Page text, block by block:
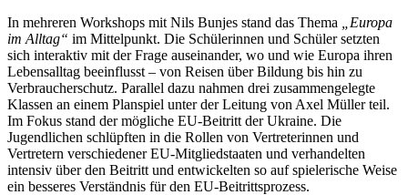
In mehreren Workshops mit Nils Bunjes stand das Thema
„Europa
im Alltag“ im Mittelpunkt. Die Schülerinnen und Schüler setzten
sich interaktiv mit der Frage auseinander, wo und wie Europa ihren
Lebensalltag beeinflusst – von Reisen über Bildung bis hin zu
Verbraucherschutz. Parallel dazu nahmen drei zusammengelegte
Klassen an einem Planspiel unter der Leitung von Axel Müller teil.
Im Fokus stand der mögliche EU-Beitritt der Ukraine. Die
Jugendlichen schlüpften in die Rollen von Vertreterinnen und
Vertretern verschiedener EU-Mitgliedstaaten und verhandelten
intensiv über den Beitritt und entwickelten so auf spielerische Weise
ein besseres Verständnis für den EU-Beitrittsprozess.